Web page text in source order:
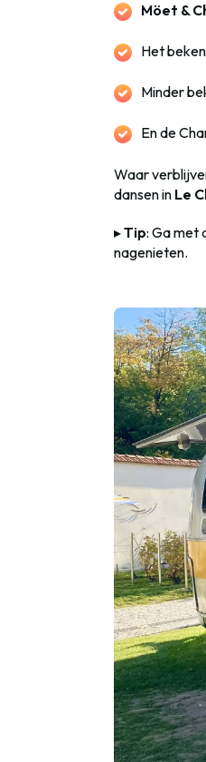
Möet &
Het
Minder
En de
Waar
dansen in Le
▸Tip: Ga met
nagenieten.